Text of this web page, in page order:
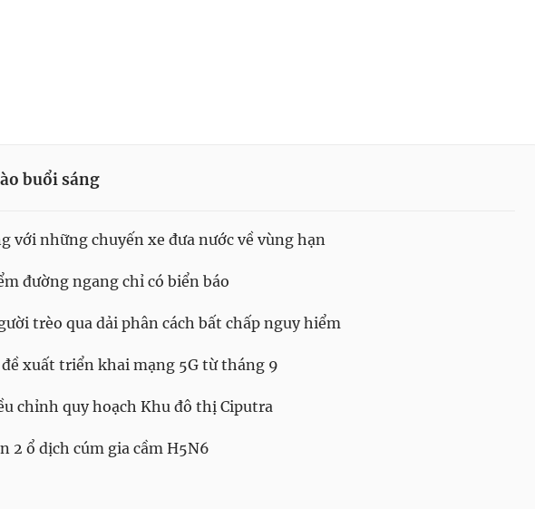
buổi sáng
với những chuyến xe đưa nước về vùng hạn
đường ngang chỉ có biển báo
trèo qua dải phân cách bất chấp nguy hiểm
đề xuất triển khai mạng 5G từ tháng 9
chỉnh quy hoạch Khu đô thị Ciputra
2 ổ dịch cúm gia cầm H5N6